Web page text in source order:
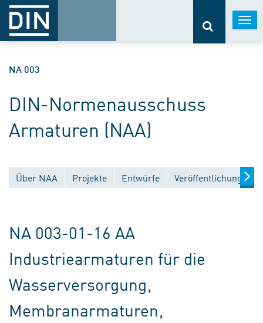
NA 003
DIN-Normenausschuss
Armaturen (NAA)
Über NAA Projekte Entwürfe Veröffentlichungen
NA 003-01-16 AA
Industriearmaturen für die
Wasserversorgung,
Membranarmaturen,